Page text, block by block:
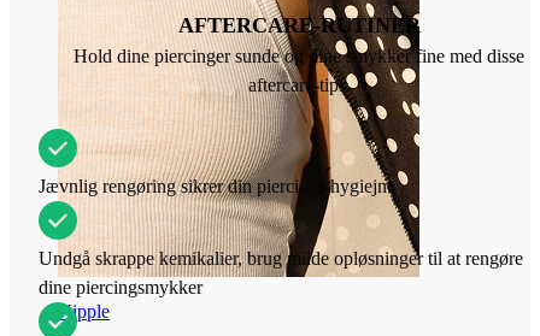
Nipple
AFTERCARE-RUTINER
Hold dine piercinger sunde og dine smykker fine med disse
aftercare-tips.
Jævnlig rengøring sikrer din piercings hygiejne
Undgå skrappe kemikalier, brug milde opløsninger til at rengøre
dine piercingsmykker